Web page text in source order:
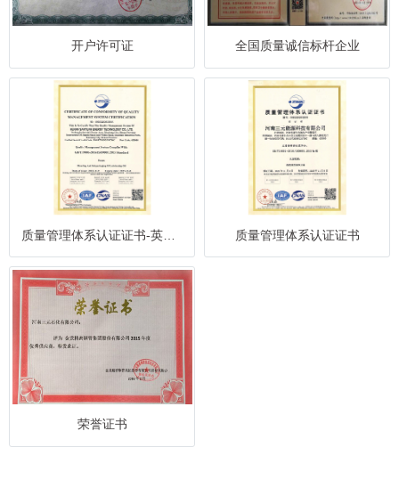
开户许可证 全国质量诚信标杆企业
质量管理体系认证证书-英文版 质量管理体系认证证书
荣誉证书